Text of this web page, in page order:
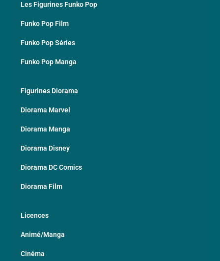
Les Figurines Funko Pop
Funko Pop Film
Funko Pop Séries
Funko Pop Manga
Figurines Diorama
Diorama Marvel
Diorama Manga
Diorama Disney
Diorama DC Comics
Diorama Film
Licences
Animé/Manga
Cinéma